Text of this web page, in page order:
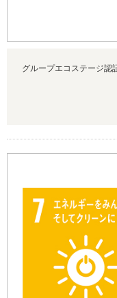
グループエコステージ認